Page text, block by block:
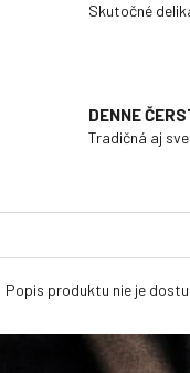
Skutočné
DENNE
Tradičná aj
Popis produktu nie je